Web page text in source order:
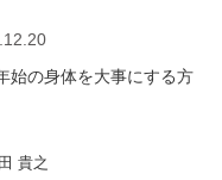
始の身体を大事にする方
貴之